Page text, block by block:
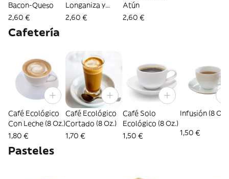
Bacon-Queso
2,60 €
Longaniza y
Pimientos
2,60 €
Atún
2,60 €
Cafetería
Café Ecológico
Con Leche (8 Oz.)
1,80 €
Café Ecológico
Cortado (8 Oz.)
1,70 €
Café Solo
Ecológico (8 Oz.)
1,50 €
Infusión (8 Oz.)
1,50 €
Pasteles